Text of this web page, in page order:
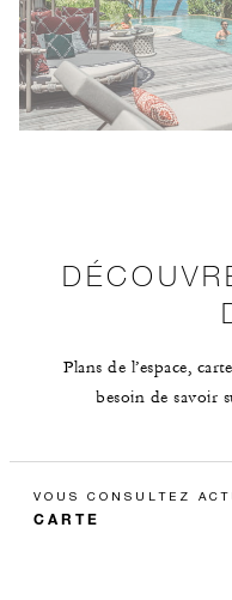
Plans de l’espace,
besoin de savoir
VOUS CONSULTEZ